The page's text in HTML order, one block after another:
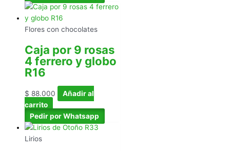
Flores con chocolates
Caja por 9 rosas
4 ferrero y globo
R16
$ 88.000
Añadir al
carrito
Pedir por Whatsapp
Lirios